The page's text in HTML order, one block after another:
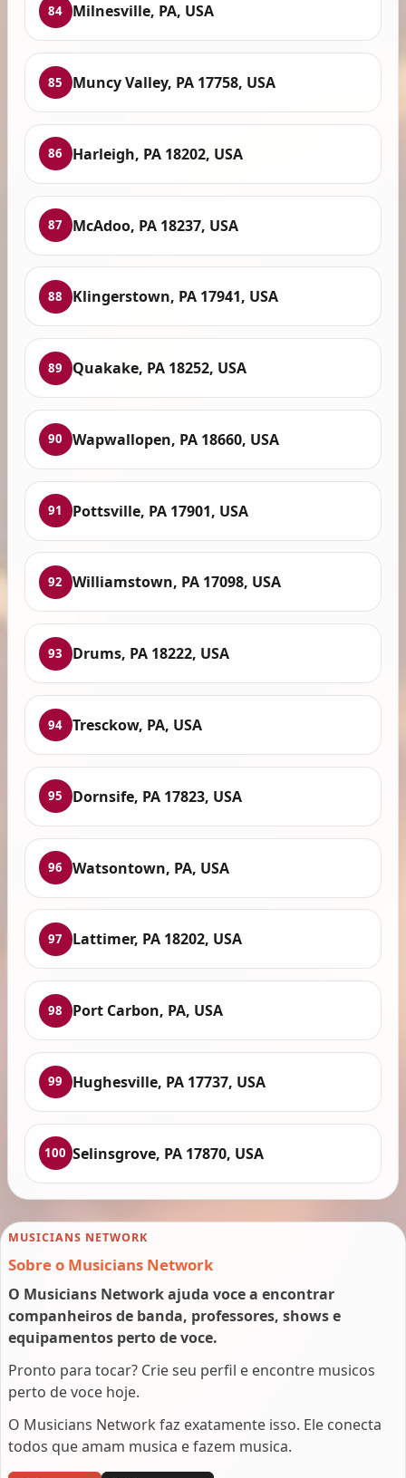
84 Milnesville, PA, USA
85 Muncy Valley, PA 17758, USA
86 Harleigh, PA 18202, USA
87 McAdoo, PA 18237, USA
88 Klingerstown, PA 17941, USA
89 Quakake, PA 18252, USA
90 Wapwallopen, PA 18660, USA
91 Pottsville, PA 17901, USA
92 Williamstown, PA 17098, USA
93 Drums, PA 18222, USA
94 Tresckow, PA, USA
95 Dornsife, PA 17823, USA
96 Watsontown, PA, USA
97 Lattimer, PA 18202, USA
98 Port Carbon, PA, USA
99 Hughesville, PA 17737, USA
100 Selinsgrove, PA 17870, USA
MUSICIANS NETWORK
Sobre o Musicians Network
O Musicians Network ajuda voce a encontrar
companheiros de banda, professores, shows e
equipamentos perto de voce.
Pronto para tocar? Crie seu perfil e encontre musicos
perto de voce hoje.
O Musicians Network faz exatamente isso. Ele conecta
todos que amam musica e fazem musica.